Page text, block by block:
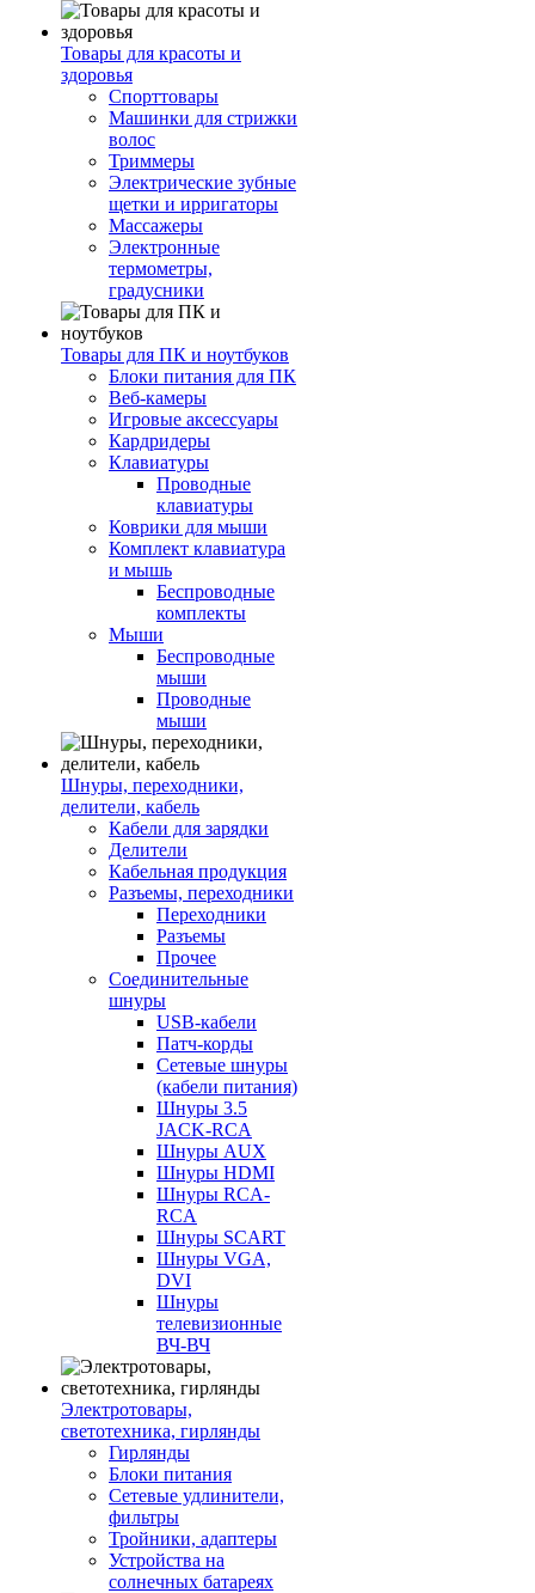
Товары для красоты и
здоровья
Спорттовары
Машинки для стрижки
волос
Триммеры
Электрические зубные
щетки и ирригаторы
Массажеры
Электронные
термометры,
градусники
Товары для ПК и ноутбуков
Блоки питания для ПК
Веб-камеры
Игровые аксессуары
Кардридеры
Клавиатуры
Проводные
клавиатуры
Коврики для мыши
Комплект клавиатура
и мышь
Беспроводные
комплекты
Мыши
Беспроводные
мыши
Проводные
мыши
Шнуры, переходники,
делители, кабель
Кабели для зарядки
Делители
Кабельная продукция
Разъемы, переходники
Переходники
Разъемы
Прочее
Соединительные
шнуры
USB-кабели
Патч-корды
Сетевые шнуры
(кабели питания)
Шнуры 3.5
JACK-RCA
Шнуры AUX
Шнуры HDMI
Шнуры RCA-
RCA
Шнуры SCART
Шнуры VGA,
DVI
Шнуры
телевизионные
ВЧ-ВЧ
Электротовары,
светотехника, гирлянды
Гирлянды
Блоки питания
Сетевые удлинители,
фильтры
Тройники, адаптеры
Устройства на
солнечных батареях